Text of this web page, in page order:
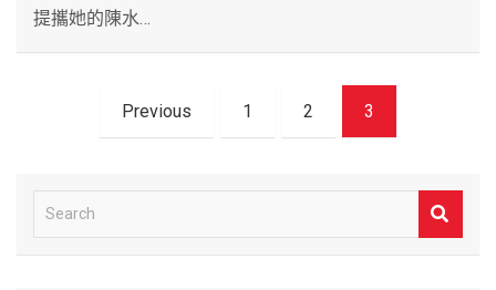
提攜她的陳水…
Previous 1 2 3
e